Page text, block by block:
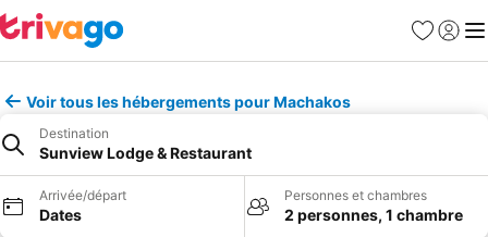
Favoris
Se
Voir tous les hébergements pour Machakos
Destination
Sunview Lodge & Restaurant
Arrivée/départ
Dates
Personnes et chambres
2 personnes, 1 chambre